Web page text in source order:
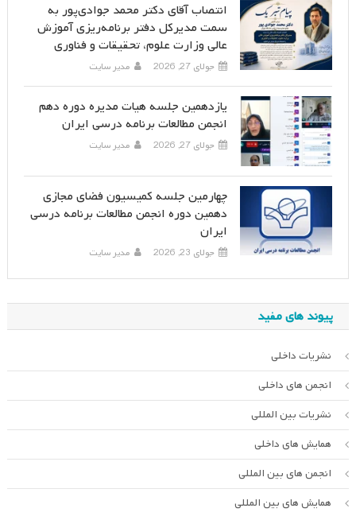
انتصاب آقای دکتر محمد جوادی‌پور به
سمت مدیرکل دفتر برنامه‌ریزی آموزش
عالی وزارت علوم، تحقیقات و فناوری
جولای 27, 2026 مدیر سایت
یازدهمین جلسه هیات مدیره دوره دهم
انجمن مطالعات برنامه درسی ایران
جولای 27, 2026 مدیر سایت
چهارمین جلسه کمیسیون فضای مجازی
دهمین دوره انجمن مطالعات برنامه درسی
ایران
جولای 23, 2026 مدیر سایت
پیوند های مفید
نشریات داخلی
انجمن های داخلی
نشریات بین المللی
همایش های داخلی
انجمن های بین المللی
همایش های بین المللی